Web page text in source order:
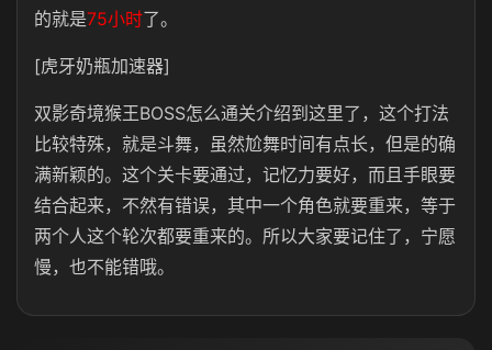
的就是75小时了。
[虎牙奶瓶加速器]
双影奇境猴王BOSS怎么通关介绍到这里了，这个打法
比较特殊，就是斗舞，虽然尬舞时间有点长，但是的确
满新颖的。这个关卡要通过，记忆力要好，而且手眼要
结合起来，不然有错误，其中一个角色就要重来，等于
两个人这个轮次都要重来的。所以大家要记住了，宁愿
慢，也不能错哦。